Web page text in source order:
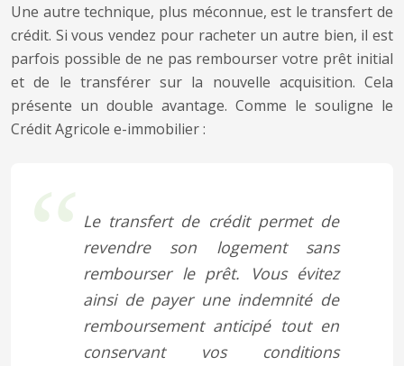
Une autre technique, plus méconnue, est le transfert de
crédit. Si vous vendez pour racheter un autre bien, il est
parfois possible de ne pas rembourser votre prêt initial
et de le transférer sur la nouvelle acquisition. Cela
présente un double avantage. Comme le souligne le
Crédit Agricole e-immobilier :
Le transfert de crédit permet de
revendre son logement sans
rembourser le prêt. Vous évitez
ainsi de payer une indemnité de
remboursement anticipé tout en
conservant vos conditions